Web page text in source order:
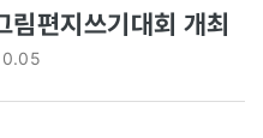
편지쓰기대회 개최